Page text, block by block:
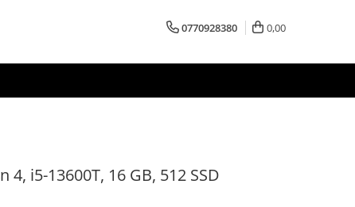
0770928380 0,00
4, i5-13600T, 16 GB, 512 SSD